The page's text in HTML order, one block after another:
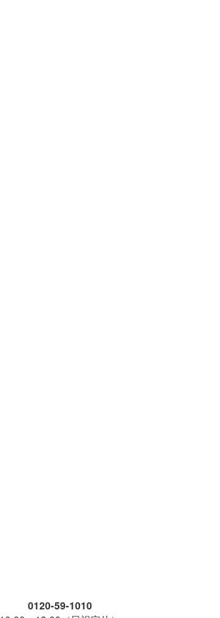
0120-59-1010